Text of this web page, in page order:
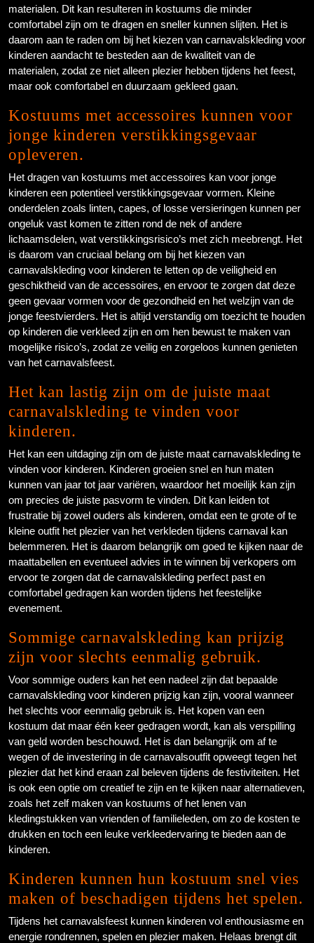
materialen. Dit kan resulteren in kostuums die minder
comfortabel zijn om te dragen en sneller kunnen slijten. Het is
daarom aan te raden om bij het kiezen van carnavalskleding voor
kinderen aandacht te besteden aan de kwaliteit van de
materialen, zodat ze niet alleen plezier hebben tijdens het feest,
maar ook comfortabel en duurzaam gekleed gaan.
Kostuums met accessoires kunnen voor
jonge kinderen verstikkingsgevaar
opleveren.
Het dragen van kostuums met accessoires kan voor jonge
kinderen een potentieel verstikkingsgevaar vormen. Kleine
onderdelen zoals linten, capes, of losse versieringen kunnen per
ongeluk vast komen te zitten rond de nek of andere
lichaamsdelen, wat verstikkingsrisico’s met zich meebrengt. Het
is daarom van cruciaal belang om bij het kiezen van
carnavalskleding voor kinderen te letten op de veiligheid en
geschiktheid van de accessoires, en ervoor te zorgen dat deze
geen gevaar vormen voor de gezondheid en het welzijn van de
jonge feestvierders. Het is altijd verstandig om toezicht te houden
op kinderen die verkleed zijn en om hen bewust te maken van
mogelijke risico’s, zodat ze veilig en zorgeloos kunnen genieten
van het carnavalsfeest.
Het kan lastig zijn om de juiste maat
carnavalskleding te vinden voor
kinderen.
Het kan een uitdaging zijn om de juiste maat carnavalskleding te
vinden voor kinderen. Kinderen groeien snel en hun maten
kunnen van jaar tot jaar variëren, waardoor het moeilijk kan zijn
om precies de juiste pasvorm te vinden. Dit kan leiden tot
frustratie bij zowel ouders als kinderen, omdat een te grote of te
kleine outfit het plezier van het verkleden tijdens carnaval kan
belemmeren. Het is daarom belangrijk om goed te kijken naar de
maattabellen en eventueel advies in te winnen bij verkopers om
ervoor te zorgen dat de carnavalskleding perfect past en
comfortabel gedragen kan worden tijdens het feestelijke
evenement.
Sommige carnavalskleding kan prijzig
zijn voor slechts eenmalig gebruik.
Voor sommige ouders kan het een nadeel zijn dat bepaalde
carnavalskleding voor kinderen prijzig kan zijn, vooral wanneer
het slechts voor eenmalig gebruik is. Het kopen van een
kostuum dat maar één keer gedragen wordt, kan als verspilling
van geld worden beschouwd. Het is dan belangrijk om af te
wegen of de investering in de carnavalsoutfit opweegt tegen het
plezier dat het kind eraan zal beleven tijdens de festiviteiten. Het
is ook een optie om creatief te zijn en te kijken naar alternatieven,
zoals het zelf maken van kostuums of het lenen van
kledingstukken van vrienden of familieleden, om zo de kosten te
drukken en toch een leuke verkleedervaring te bieden aan de
kinderen.
Kinderen kunnen hun kostuum snel vies
maken of beschadigen tijdens het spelen.
Tijdens het carnavalsfeest kunnen kinderen vol enthousiasme en
energie rondrennen, spelen en plezier maken. Helaas brengt dit